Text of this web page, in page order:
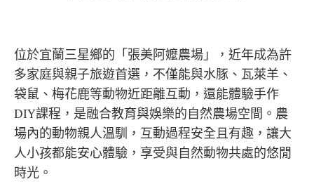
位於宜蘭三星鄉的「張美阿嬤農場」，近年成為許
多家庭與親子旅遊首選，不僅能與水豚、瓦萊羊、
袋鼠、梅花鹿等動物近距離互動，還能體驗手作
DIY課程，是融合教育與娛樂的自然農場空間。農
場內的動物親人溫馴，互動過程安全且有趣，讓大
人小孩都能安心體驗，享受與自然動物共處的悠閒
時光。